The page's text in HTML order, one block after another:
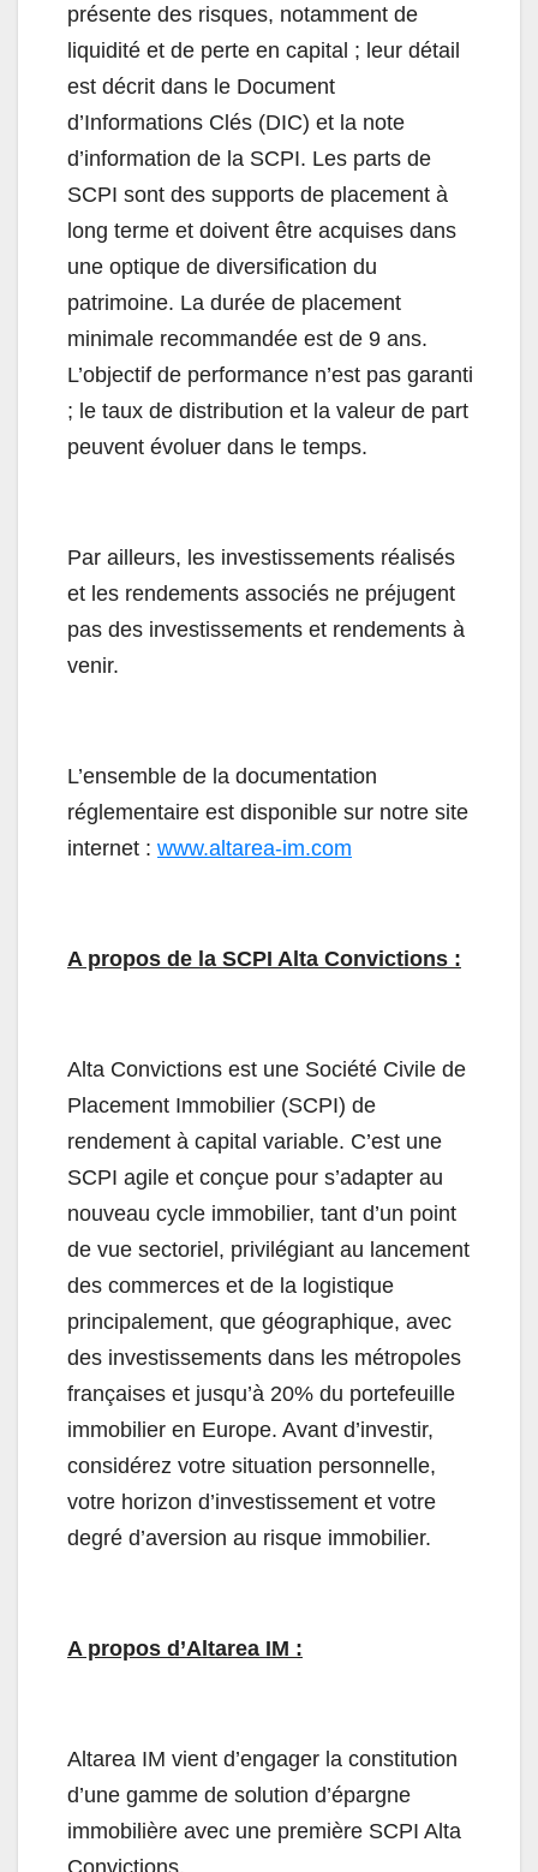
présente des risques, notamment de
liquidité et de perte en capital ; leur détail
est décrit dans le Document
d’Informations Clés (DIC) et la note
d’information de la SCPI. Les parts de
SCPI sont des supports de placement à
long terme et doivent être acquises dans
une optique de diversification du
patrimoine. La durée de placement
minimale recommandée est de 9 ans.
L’objectif de performance n’est pas garanti
; le taux de distribution et la valeur de part
peuvent évoluer dans le temps.
Par ailleurs, les investissements réalisés
et les rendements associés ne préjugent
pas des investissements et rendements à
venir.
L’ensemble de la documentation
réglementaire est disponible sur notre site
internet : www.altarea-im.com
A propos de la SCPI Alta Convictions :
Alta Convictions est une Société Civile de
Placement Immobilier (SCPI) de
rendement à capital variable. C’est une
SCPI agile et conçue pour s’adapter au
nouveau cycle immobilier, tant d’un point
de vue sectoriel, privilégiant au lancement
des commerces et de la logistique
principalement, que géographique, avec
des investissements dans les métropoles
françaises et jusqu’à 20% du portefeuille
immobilier en Europe. Avant d’investir,
considérez votre situation personnelle,
votre horizon d’investissement et votre
degré d’aversion au risque immobilier.
A propos d’Altarea IM :
Altarea IM vient d’engager la constitution
d’une gamme de solution d’épargne
immobilière avec une première SCPI Alta